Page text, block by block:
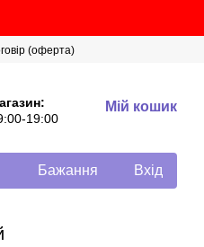
(оферта)
19:00
Мій кошик
Бажання Вхід